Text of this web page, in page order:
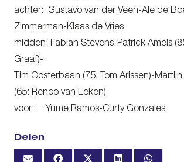
achter: Gustavo van der Veen-Ale de
Zimmerman-Klaas de Vries
midden: Fabian Stevens-Patrick Amels
Graaf)-
Tim Oosterbaan (75: Tom Arissen)-
(65: Renco van Eeken)
voor: Yume Ramos-Curty Gonzales
Delen